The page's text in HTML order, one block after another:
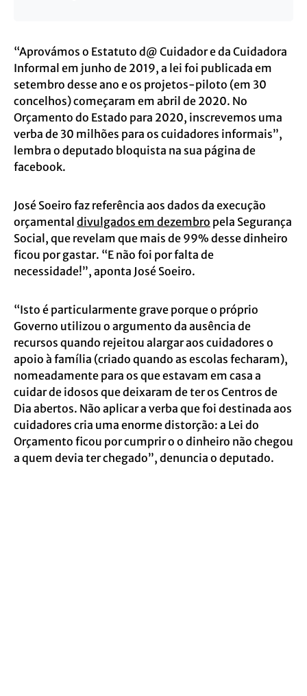
“Aprovámos o Estatuto d@ Cuidador e da Cuidadora
Informal em junho de 2019, a lei foi publicada em
setembro desse ano e os projetos-piloto (em 30
concelhos) começaram em abril de 2020. No
Orçamento do Estado para 2020, inscrevemos uma
verba de 30 milhões para os cuidadores informais”,
lembra o deputado bloquista na sua página de
facebook.
José Soeiro faz referência aos dados da execução
orçamental divulgados em dezembro pela Segurança
Social, que revelam que mais de 99% desse dinheiro
ficou por gastar. “E não foi por falta de
necessidade!”, aponta José Soeiro.
“Isto é particularmente grave porque o próprio
Governo utilizou o argumento da ausência de
recursos quando rejeitou alargar aos cuidadores o
apoio à família (criado quando as escolas fecharam),
nomeadamente para os que estavam em casa a
cuidar de idosos que deixaram de ter os Centros de
Dia abertos. Não aplicar a verba que foi destinada aos
cuidadores cria uma enorme distorção: a Lei do
Orçamento ficou por cumprir o o dinheiro não chegou
a quem devia ter chegado”, denuncia o deputado.